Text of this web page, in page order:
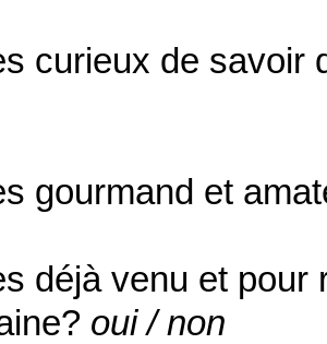
curieux de savoir
gourmand et
déjà venu et pour
oui / non